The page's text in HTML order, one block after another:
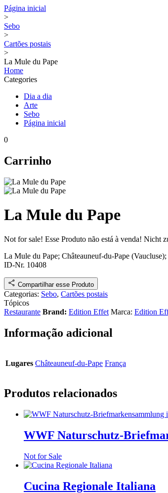
Página inicial
>
Sebo
>
Cartões postais
>
La Mule du Pape
Home
Categories
Dia a dia
Arte
Sebo
Página inicial
0
Carrinho
La Mule du Pape
Not for sale! Esse Produto não está à venda! Nicht
La Mule du Pape; Châteauneuf-du-Pape
ID-Nr. 10408
Compartilhar esse Produto
Categorias: Sebo, Cartões postais
Tópicos
Restaurante Brand: Edition Effet Marca: Edition
Informação adicional
Lugares Châteauneuf-du-Pape França
Produtos relacionados
WWF Naturschutz-
Not for Sale
Cucina Regionale Italiana